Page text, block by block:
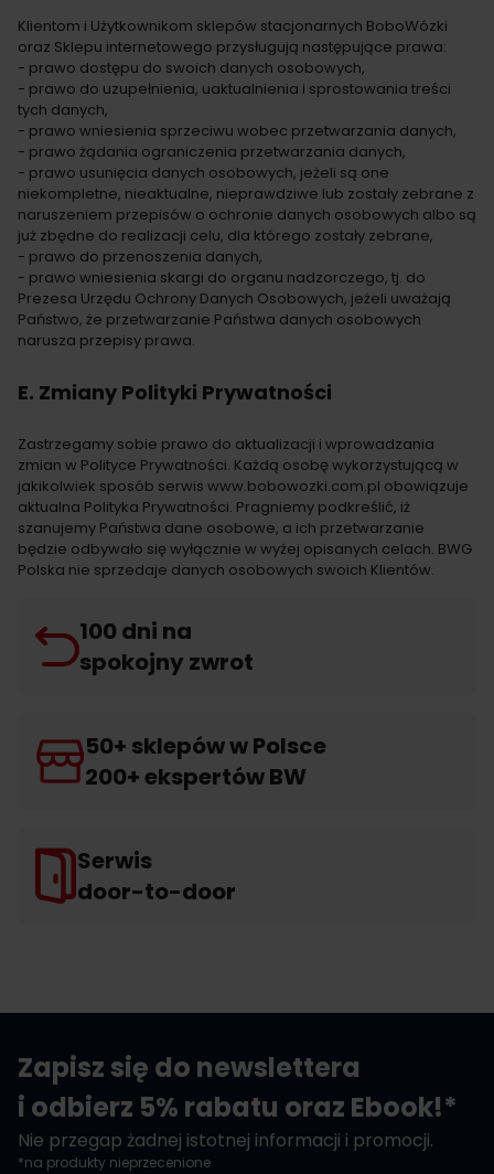
Klientom i Użytkownikom sklepów stacjonarnych BoboWózki
oraz Sklepu internetowego przysługują następujące prawa:
- prawo dostępu do swoich danych osobowych,
- prawo do uzupełnienia, uaktualnienia i sprostowania treści
tych danych,
- prawo wniesienia sprzeciwu wobec przetwarzania danych,
- prawo żądania ograniczenia przetwarzania danych,
- prawo usunięcia danych osobowych, jeżeli są one
niekompletne, nieaktualne, nieprawdziwe lub zostały zebrane z
naruszeniem przepisów o ochronie danych osobowych albo są
już zbędne do realizacji celu, dla którego zostały zebrane,
- prawo do przenoszenia danych,
- prawo wniesienia skargi do organu nadzorczego, tj. do
Prezesa Urzędu Ochrony Danych Osobowych, jeżeli uważają
Państwo, że przetwarzanie Państwa danych osobowych
narusza przepisy prawa.
E. Zmiany Polityki Prywatności
Zastrzegamy sobie prawo do aktualizacji i wprowadzania
zmian w Polityce Prywatności. Każdą osobę wykorzystującą w
jakikolwiek sposób serwis www.bobowozki.com.pl obowiązuje
aktualna Polityka Prywatności. Pragniemy podkreślić, iż
szanujemy Państwa dane osobowe, a ich przetwarzanie
będzie odbywało się wyłącznie w wyżej opisanych celach. BWG
Polska nie sprzedaje danych osobowych swoich Klientów.
100 dni na
spokojny zwrot
50+ sklepów w Polsce
200+ ekspertów BW
Serwis
door-to-door
Zapisz się do newslettera
i odbierz 5% rabatu oraz Ebook!*
Nie przegap żadnej istotnej informacji i promocji.
*na produkty nieprzecenione